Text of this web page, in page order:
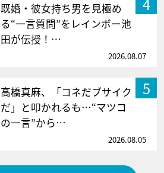
既婚・彼女持ち男を見極め
る“一言質問”をレインボー池
田が伝授！…
2026.08.07
5
高橋真麻、「コネだブサイク
だ」と叩かれるも…“マツコ
の一言”から…
2026.08.05